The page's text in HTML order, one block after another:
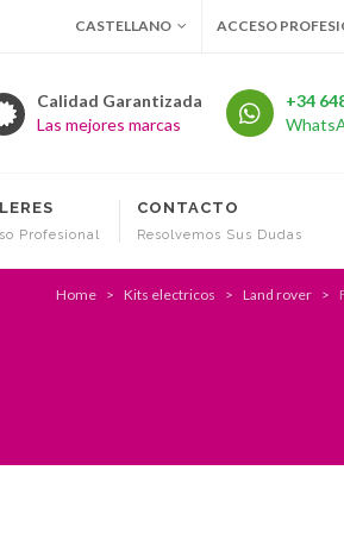
CASTELLANO ACCESO
Calidad Garantizada
Las mejores marcas
+34
Profesional
CONTACTO
Resolvemos Sus Dudas
Home Kits electricos Land rover